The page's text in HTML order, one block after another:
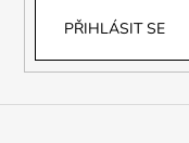
PŘIHLÁSIT SE